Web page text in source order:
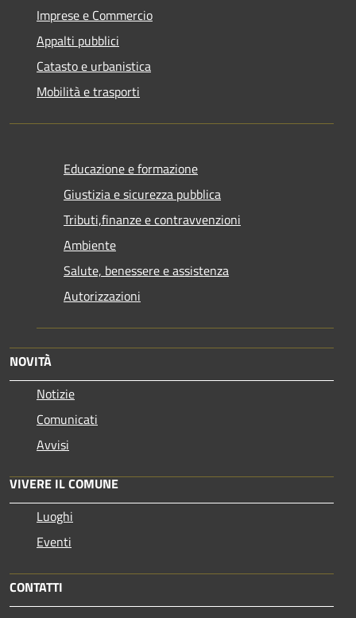
Imprese e Commercio
Appalti pubblici
Catasto e urbanistica
Mobilità e trasporti
Educazione e formazione
Giustizia e sicurezza pubblica
Tributi,finanze e contravvenzioni
Ambiente
Salute, benessere e assistenza
Autorizzazioni
NOVITÀ
Notizie
Comunicati
Avvisi
VIVERE IL COMUNE
Luoghi
Eventi
CONTATTI